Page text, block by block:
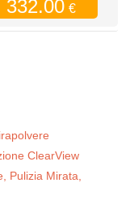
332.00 €
ClearView
Pulizia Mirata,